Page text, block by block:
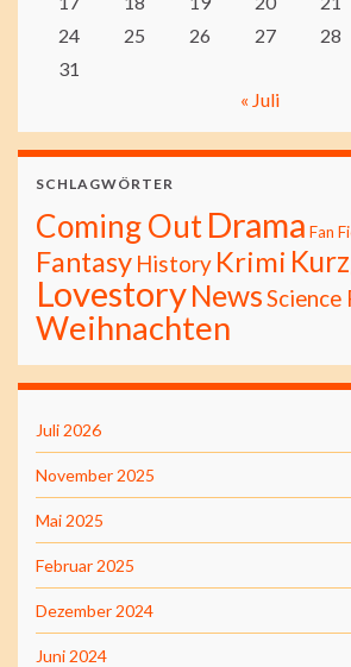
24
25 26 27 28
31
« Juli
SCHLAGWÖRTER
Coming OutDrama Fan
Fantasy History Krimi
LovestoryNewsScience
Weihnachten
Juli 2026
November 2025
Mai 2025
Februar 2025
Dezember 2024
Juni 2024